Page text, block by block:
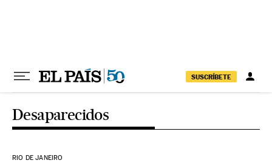
SUSCRÍBETE
Desaparecidos
RIO DE JANEIRO